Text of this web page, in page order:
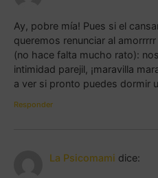
Ay, pobre mía! Pues si el
queremos renunciar al
(no hace falta mucho rato):
intimidad parejil, ¡maravilla
a ver si pronto puedes dormir
Responder
La Psicomami dice: